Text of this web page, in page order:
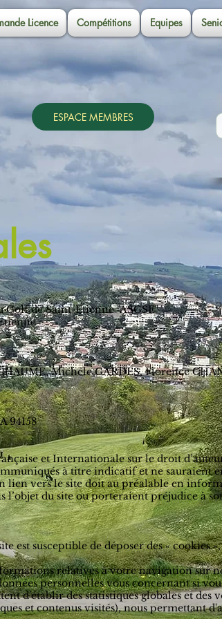
Licence Compétitions Equipes
ESPACE MEMBRES
de Saint-Etienne "ASGSE"
Michèle GARDES, Florence
94158
et Internationale sur le droit
à titre indicatif et ne sauraient
lien vers le site doit au préalable en
l’objet du site ou porteraient préjudice à
est susceptible de déposer des « cookies
relatives à votre navigation sur
personnelles vous concernant si
d'établir des statistiques globales et
et contenus visités), nous permettant